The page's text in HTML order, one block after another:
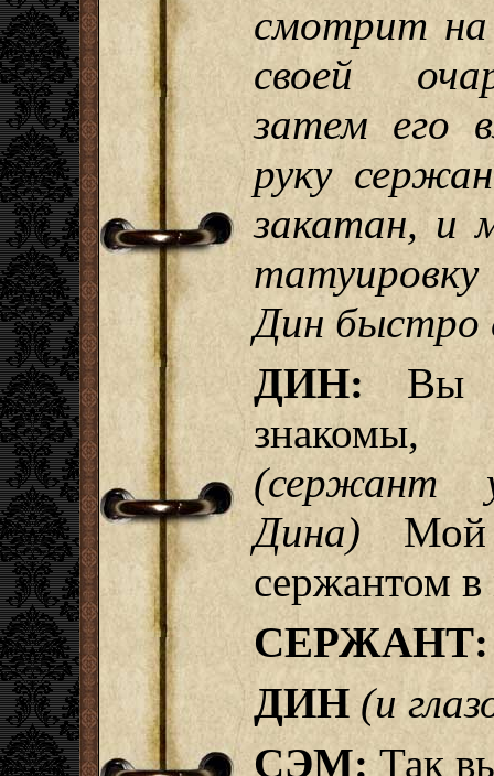
смотрит на
своей
затем его
руку
закатан, и
Дин быстро
ДИН: Вы
знакомы,
(сержант
Дина)Мой
сержантом в
СЕРЖАНТ:
ДИН (и
СЭМ:Так